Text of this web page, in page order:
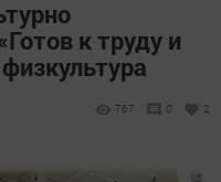
к труду и
767 0 2